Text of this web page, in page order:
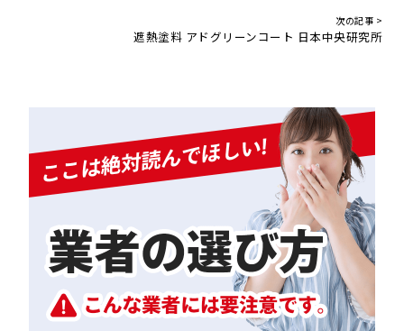
次の記事 >
遮熱塗料 アドグリーンコート 日本中央研究所